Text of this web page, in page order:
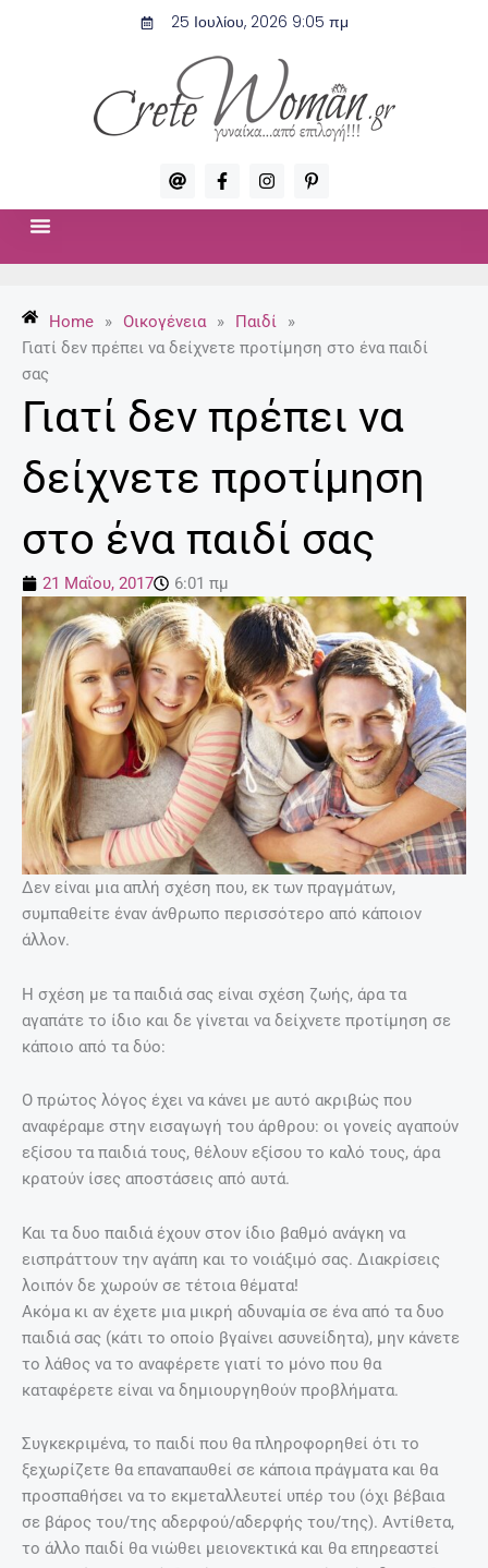
25 Ιουλίου, 2026 9:05 πμ
A
t
F
a
c
f
I
n
s
m
P
i
n
p
Home » Οικογένεια » Παιδί
»
Γιατί δεν πρέπει να δείχνετε προτίμηση στο ένα παιδί
σας
Γιατί δεν πρέπει να
δείχνετε προτίμηση
στο ένα παιδί σας
21 Μαΐου, 2017 6:01 πμ
Δεν είναι μια απλή σχέση που, εκ των πραγμάτων,
συμπαθείτε έναν άνθρωπο περισσότερο από κάποιον
άλλον.
Η σχέση με τα παιδιά σας είναι σχέση ζωής, άρα τα
αγαπάτε το ίδιο και δε γίνεται να δείχνετε προτίμηση σε
κάποιο από τα δύο:
Ο πρώτος λόγος έχει να κάνει με αυτό ακριβώς που
αναφέραμε στην εισαγωγή του άρθρου: οι γονείς αγαπούν
εξίσου τα παιδιά τους, θέλουν εξίσου το καλό τους, άρα
κρατούν ίσες αποστάσεις από αυτά.
Και τα δυο παιδιά έχουν στον ίδιο βαθμό ανάγκη να
εισπράττουν την αγάπη και το νοιάξιμό σας. Διακρίσεις
λοιπόν δε χωρούν σε τέτοια θέματα!
Ακόμα κι αν έχετε μια μικρή αδυναμία σε ένα από τα δυο
παιδιά σας (κάτι το οποίο βγαίνει ασυνείδητα), μην κάνετε
το λάθος να το αναφέρετε γιατί το μόνο που θα
καταφέρετε είναι να δημιουργηθούν προβλήματα.
Συγκεκριμένα, το παιδί που θα πληροφορηθεί ότι το
ξεχωρίζετε θα επαναπαυθεί σε κάποια πράγματα και θα
προσπαθήσει να το εκμεταλλευτεί υπέρ του (όχι βέβαια
σε βάρος του/της αδερφού/αδερφής του/της). Αντίθετα,
το άλλο παιδί θα νιώθει μειονεκτικά και θα επηρεαστεί